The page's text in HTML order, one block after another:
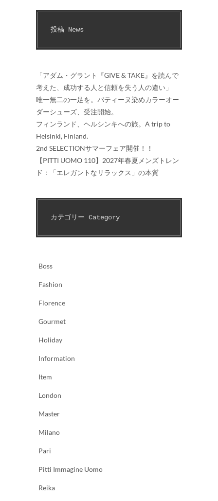
投稿 News
「アダム・グラント『GIVE & TAKE』を読んで
考えた、成功する人と信頼を失う人の違い」
唯一無二の一足を。パティーヌ染めカラーオー
ダーシューズ、受注開始。
フィンランド、ヘルシンキへの旅。A trip to
Helsinki, Finland.
2nd SELECTIONサマーフェア開催！！
【PITTI UOMO 110】2027年春夏メンズトレン
ド：「エレガントなリラックス」の本質
カテゴリー Category
Boss
Fashion
Florence
Gourmet
Holiday
Information
Item
London
Master
Milano
Pari
Pitti Immagine Uomo
Reika